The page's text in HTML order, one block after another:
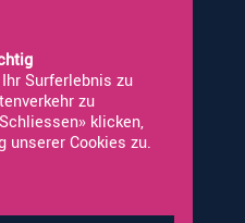
Neufahrzeuge
Surferlebnis zu
zu
klicken,
unserer Cookies zu.